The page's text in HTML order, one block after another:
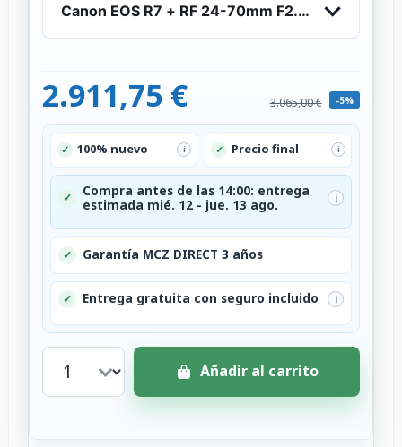
Canon EOS R7 + RF 24-70mm F2.8 L IS USM -
2.911,75 € 3.065,00 € -5%
✓ 100% nuevo i ✓ Precio final i
✓
Compra antes de las 14:00: entrega
estimada mié. 12 - jue. 13 ago.
i
✓ Garantía MCZ DIRECT 3 años
✓ Entrega gratuita con seguro incluido i
Añadir al carrito